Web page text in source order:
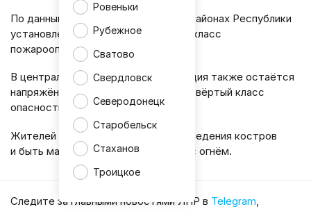
Ровеньки
Рубежное
Сватово
Свердловск
Северодонецк
Старобельск
Стаханов
Троицкое
По данным синоптиков, в западных районах Республики
установлен пятый - чрезвычайный - класс
пожароопасности.
В центральной части региона ситуация также остаётся
напряжённой: там прогнозируют четвёртый класс
опасности.
Жителей просят отказаться от разведения костров
и быть максимально осторожными с огнём.
Cледите за главными новостями ЛНР в Telegram,